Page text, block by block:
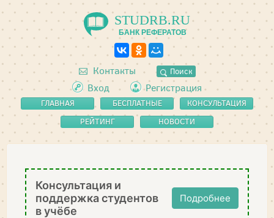
STUDRB.RU
БАНК РЕФЕРАТОВ
Контакты Поиск
Вход Регистрация
ГЛАВНАЯ
БЕСПЛАТНЫЕ
РЕФЕРАТЫ
КОНСУЛЬТАЦИЯ
РЕЙТИНГ
НОВОСТИ
Консультация и
поддержка студентов
в учёбе
Подробнее